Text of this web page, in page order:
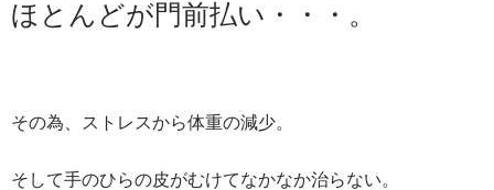
ほとんどが門前払い・・・。
その為、ストレスから体重の減少。
そして手のひらの皮がむけてなかなか治らない。